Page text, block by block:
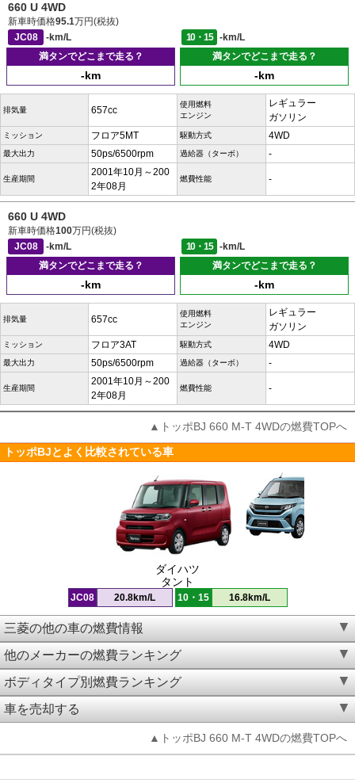
660 U 4WD
新車時価格95.1万円(税抜)
JC08
-km/L 10・15
-km/L
満タンでどこまで走る？
-km
満タンでどこまで走る？
-km
排気量 657cc
使用燃料
エンジン
レギュラー
ガソリン
ミッション フロア5MT 駆動方式 4WD
最大出力 50ps/6500rpm 過給器（ターボ） -
生産期間
2001年10月～200
2年08月
燃費性能 -
660 U 4WD
新車時価格100万円(税抜)
JC08
-km/L 10・15
-km/L
満タンでどこまで走る？
-km
満タンでどこまで走る？
-km
排気量 657cc
使用燃料
エンジン
レギュラー
ガソリン
ミッション フロア3AT 駆動方式 4WD
最大出力 50ps/6500rpm 過給器（ターボ） -
生産期間
2001年10月～200
2年08月
燃費性能 -
▲トッポBJ 660 M-T 4WDの燃費TOPへ
トッポBJとよく比較されている車
ダイハツ
タント
JC08 20.8km/L 10・15 16.8km/L
三菱の他の車の燃費情報
他のメーカーの燃費ランキング
ボディタイプ別燃費ランキング
車を売却する
▲トッポBJ 660 M-T 4WDの燃費TOPへ